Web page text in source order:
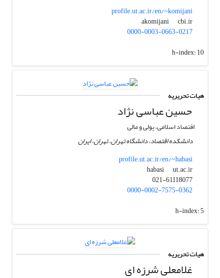
profile.ut.ac.ir/en/~komijani
akomijani
cbi.ir
0000-0003-0663-0217
h-index:10
هیات تحریریه
حسین عباسی نژاد
اقتصاد اسلامی، پولی و مالی
دانشکده اقتصاد، دانشگاه تهران، تهران، ایران
profile.ut.ac.ir/en/~habasi
habasi
ut.ac.ir
021-61118077
0000-0002-7575-0362
h-index:5
هیات تحریریه
غلامعلی شرزه ای